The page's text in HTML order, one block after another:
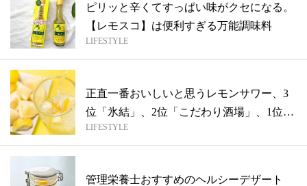
ピリッと辛くてすっぱい味がクセになる。
【レモスコ】は便利すぎる万能調味料
LIFESTYLE
正直一番おいしいと思うレモンサワー、3
位「氷結」、2位「こだわり酒場」、1位は
種...
LIFESTYLE
管理栄養士おすすめのヘルシーデザート